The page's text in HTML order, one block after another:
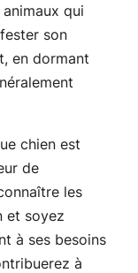
qui
son
en dormant
chien est
de
les
et soyez
à ses besoins
à